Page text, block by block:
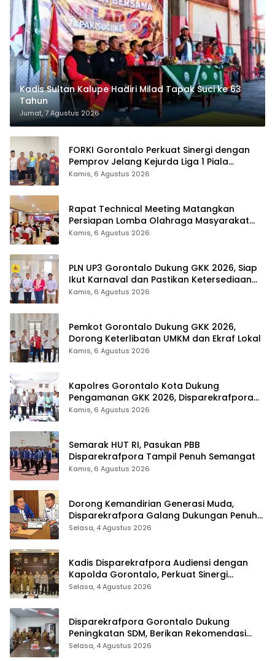
Kadis Sultan Kalupe Hadiri Milad Tapak Suci ke 63
Tahun
Jumat, 7 Agustus 2026
FORKI Gorontalo Perkuat Sinergi dengan
Pemprov Jelang Kejurda Liga 1 Piala
Gubernur 2026
Kamis, 6 Agustus 2026
Rapat Technical Meeting Matangkan
Persiapan Lomba Olahraga Masyarakat
Tingkat Provinsi Gorontalo
Kamis, 6 Agustus 2026
PLN UP3 Gorontalo Dukung GKK 2026, Siap
Ikut Karnaval dan Pastikan Ketersediaan
Listrik
Kamis, 6 Agustus 2026
Pemkot Gorontalo Dukung GKK 2026,
Dorong Keterlibatan UMKM dan Ekraf Lokal
Kamis, 6 Agustus 2026
Kapolres Gorontalo Kota Dukung
Pengamanan GKK 2026, Disparekrafpora
Perkuat Sinergi Lintas Sektor
Kamis, 6 Agustus 2026
Semarak HUT RI, Pasukan PBB
Disparekrafpora Tampil Penuh Semangat
Kamis, 6 Agustus 2026
Dorong Kemandirian Generasi Muda,
Disparekrafpora Galang Dukungan Penuh
Para Aleg Deprov
Selasa, 4 Agustus 2026
Kadis Disparekrafpora Audiensi dengan
Kapolda Gorontalo, Perkuat Sinergi
Sukseskan Gorontalo Karnaval Karawo
Selasa, 4 Agustus 2026
Disparekrafpora Gorontalo Dukung
Peningkatan SDM, Berikan Rekomendasi
Studi S3 bagi Pegawai
Selasa, 4 Agustus 2026